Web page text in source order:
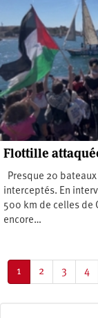
Flottille
Presque 20
interceptés. En
500 km de celles de
encore…
Page
courante
1 Page
2 Page
3 4